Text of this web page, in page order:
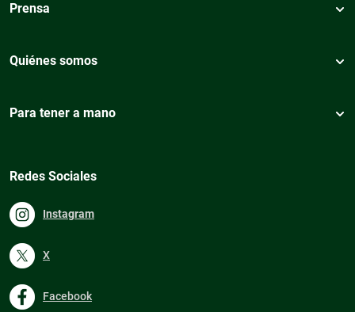
Prensa
Quiénes somos
Para tener a mano
Redes Sociales
Instagram
X
Facebook